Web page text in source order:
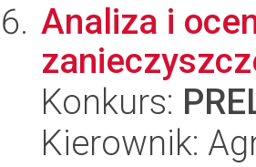
Analiza i
Konkurs:
Kierownik: